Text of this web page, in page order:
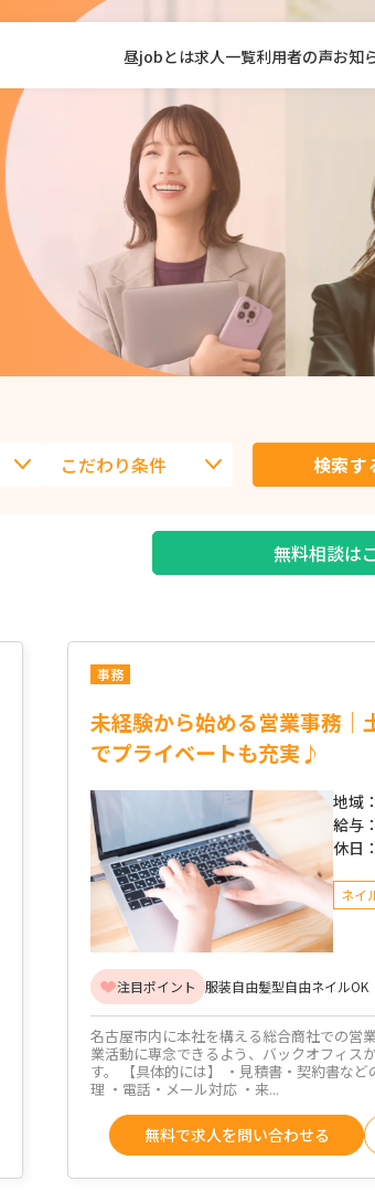
昼jobとは求人一覧利用者の声お知
検索す
無料相談は
事務
未経験から始める営業事務｜
でプライベートも充実♪
地域：
給与：
休日：
ネイ
注目ポイント 服装自由髪型自由ネイルOK
名古屋市内に本社を構える総合商社での営
業活動に専念できるよう、バックオフィス
す。 【具体的には】 ・見積書・契約書な
理 ・電話・メール対応 ・来...
無料で求人を問い合わせる